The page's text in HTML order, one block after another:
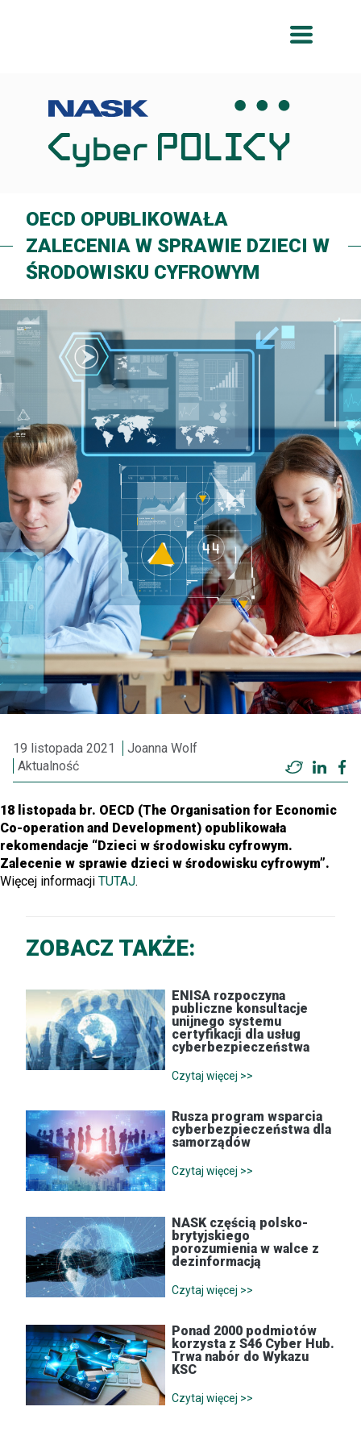
OECD OPUBLIKOWAŁA
ZALECENIA W SPRAWIE DZIECI W
ŚRODOWISKU CYFROWYM
19 listopada 2021
Joanna Wolf
Aktualność
Twitter
18 listopada br. OECD (The Organisation for Economic
Co-operation and Development) opublikowała
rekomendacje “Dzieci w środowisku cyfrowym.
Zalecenie w sprawie dzieci w środowisku cyfrowym”.
Więcej informacji TUTAJ.
ZOBACZ TAKŻE:
ENISA rozpoczyna
publiczne konsultacje
unijnego systemu
certyfikacji dla usług
cyberbezpieczeństwa
Czytaj więcej >>
Rusza program wsparcia
cyberbezpieczeństwa dla
samorządów
Czytaj więcej >>
NASK częścią polsko-
brytyjskiego
porozumienia w walce z
dezinformacją
Czytaj więcej >>
Ponad 2000 podmiotów
korzysta z S46 Cyber Hub.
Trwa nabór do Wykazu
KSC
Czytaj więcej >>